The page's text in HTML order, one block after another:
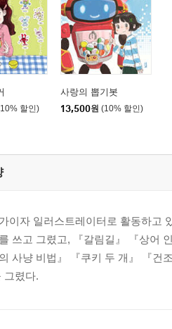
할인)
사랑의 뽑기봇
13,500원 (10% 할인)
이자 일러스트레이터로 활동하고
쓰고 그렸고, 『갈림길』 『상어
의 사냥 비법』 『쿠키 두 개』 『
그렸다.